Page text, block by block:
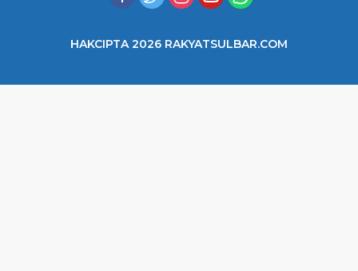
HAKCIPTA 2026 RAKYATSULBAR.COM